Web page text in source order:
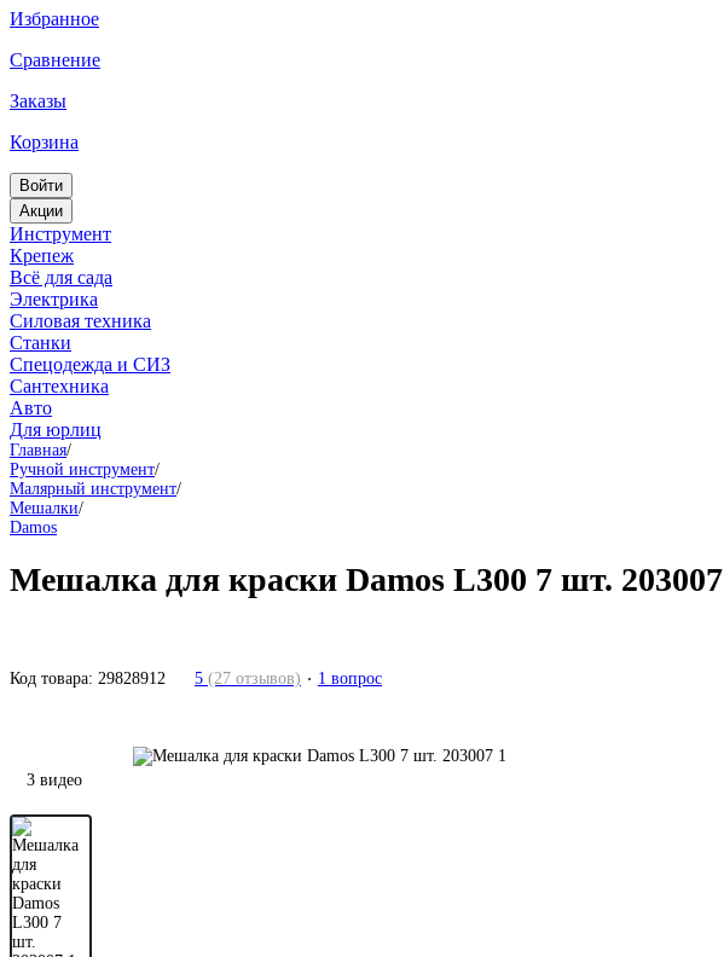
Избранное
Сравнение
Заказы
Корзина
Войти
Акции
Инструмент
Крепеж
Всё для сада
Электрика
Силовая техника
Станки
Спецодежда и СИЗ
Сантехника
Авто
Для юрлиц
Главная/
Ручной инструмент/
Малярный инструмент/
Мешалки/
Damos
Мешалка для краски Damos L300 7 шт. 203007
Код товара: 29828912 5 (27 отзывов) 1 вопрос
3 видео